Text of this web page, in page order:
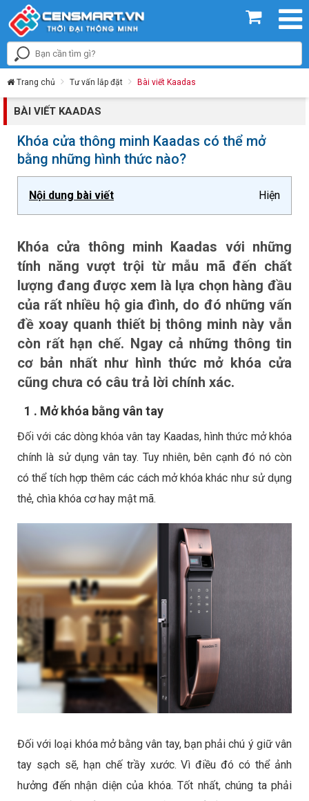
Trang chủ Tư vấn lắp đặt Bài viết Kaadas
BÀI VIẾT KAADAS
Khóa cửa thông minh Kaadas có thể mở
bằng những hình thức nào?
Nội dung bài viết Hiện
Khóa cửa thông minh Kaadas với những
tính năng vượt trội từ mẫu mã đến chất
lượng đang được xem là lựa chọn hàng đầu
của rất nhiều hộ gia đình, do đó những vấn
đề xoay quanh thiết bị thông minh này vẫn
còn rất hạn chế. Ngay cả những thông tin
cơ bản nhất như hình thức mở khóa cửa
cũng chưa có câu trả lời chính xác.
1 . Mở khóa bằng vân tay
Đối với các dòngkhóa vân tay Kaadas, hình thức mở khóa
chính là sử dụng vân tay. Tuy nhiên, bên cạnh đó nó còn
có thể tích hợp thêm các cách mở khóa khác như sử dụng
thẻ, chìa khóa cơ hay mật mã.
Đối với loại khóa mở bằng vân tay, bạn phải chú ý giữ vân
tay sạch sẽ, hạn chế trầy xước. Vì điều đó có thể ảnh
hưởng đến nhận diện của khóa. Tốt nhất, chúng ta phải